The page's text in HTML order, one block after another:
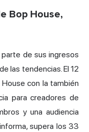
Bop House,
parte de sus ingresos
las tendencias. El 12
con la también
para creadores de
y una audiencia
supera los 33